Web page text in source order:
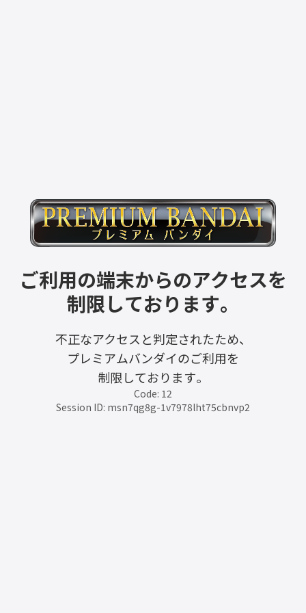
ご利用の端末からのアクセスを
制限しております。
不正なアクセスと判定されたため、
プレミアムバンダイのご利用を
制限しております。
Code: 12
Session ID: msn7qg8g-1v7978lht75cbnvp2